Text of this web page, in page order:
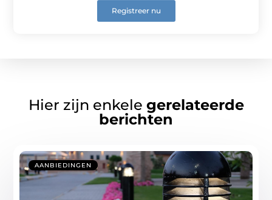
Registreer nu
Hier zijn enkele gerelateerde
berichten
AANBIEDINGEN